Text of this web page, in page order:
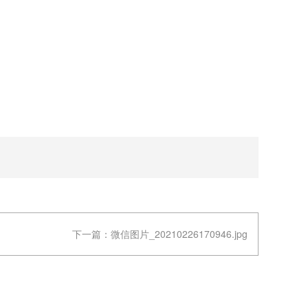
下一篇： 微信图片_20210226170946.jpg